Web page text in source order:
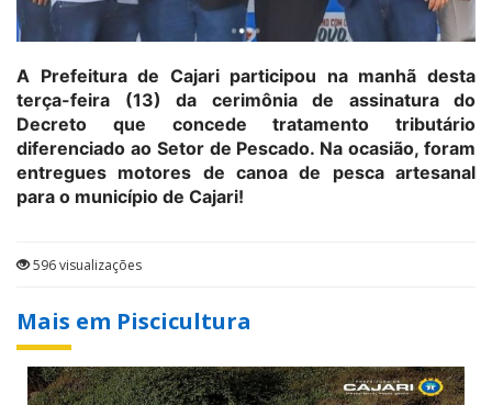
A Prefeitura de Cajari participou na manhã desta
terça-feira (13) da cerimônia de assinatura do
Decreto que concede tratamento tributário
diferenciado ao Setor de Pescado. Na ocasião, foram
entregues motores de canoa de pesca artesanal
para o município de Cajari!
596 visualizações
Mais em Piscicultura